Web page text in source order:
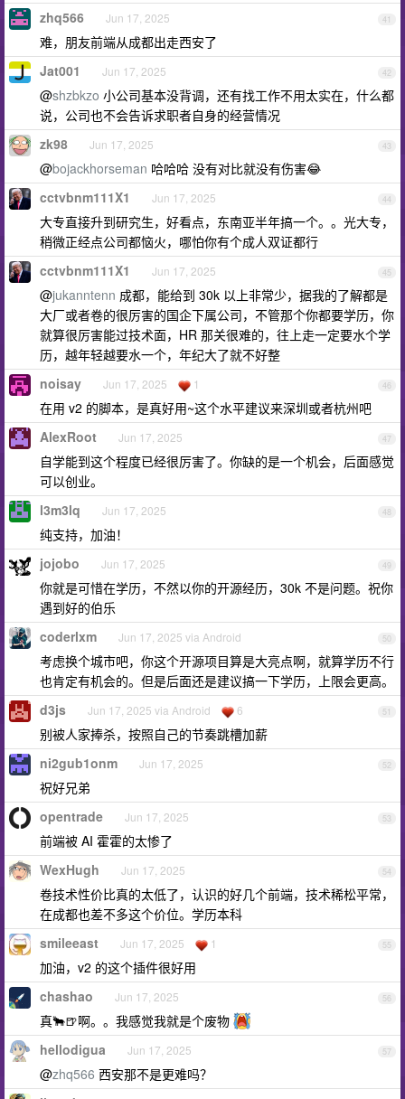
41
zhq566 Jun 17, 2025
难，朋友前端从成都出走西安了
42
Jat001 Jun 17, 2025
@shzbkzo 小公司基本没背调，还有找工作不用太实在，什么都
说，公司也不会告诉求职者自身的经营情况
43
zk98 Jun 17, 2025
@bojackhorseman 哈哈哈 没有对比就没有伤害😂
44
cctvbnm111X1 Jun 17, 2025
大专直接升到研究生，好看点，东南亚半年搞一个。。光大专，
稍微正经点公司都恼火，哪怕你有个成人双证都行
45
cctvbnm111X1 Jun 17, 2025
@jukanntenn 成都，能给到 30k 以上非常少，据我的了解都是
大厂或者卷的很厉害的国企下属公司，不管那个你都要学历，你
就算很厉害能过技术面，HR 那关很难的，往上走一定要水个学
历，越年轻越要水一个，年纪大了就不好整
46
noisay Jun 17, 2025 1
在用 v2 的脚本，是真好用~这个水平建议来深圳或者杭州吧
47
AlexRoot Jun 17, 2025
自学能到这个程度已经很厉害了。你缺的是一个机会，后面感觉
可以创业。
48
l3m3lq Jun 17, 2025
纯支持，加油！
49
jojobo Jun 17, 2025
你就是可惜在学历，不然以你的开源经历，30k 不是问题。祝你
遇到好的伯乐
50
coderlxm Jun 17, 2025 via Android
考虑换个城市吧，你这个开源项目算是大亮点啊，就算学历不行
也肯定有机会的。但是后面还是建议搞一下学历，上限会更高。
51
d3js Jun 17, 2025 via Android 6
别被人家捧杀，按照自己的节奏跳槽加薪
52
ni2gub1onm Jun 17, 2025
祝好兄弟
53
opentrade Jun 17, 2025
前端被 AI 霍霍的太惨了
54
WexHugh Jun 17, 2025
卷技术性价比真的太低了，认识的好几个前端，技术稀松平常，
在成都也差不多这个价位。学历本科
55
smileeast Jun 17, 2025 1
加油，v2 的这个插件很好用
56
chashao Jun 17, 2025
真🐂🍺啊。。我感觉我就是个废物
57
hellodigua Jun 17, 2025
@zhq566 西安那不是更难吗？